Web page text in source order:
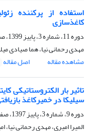
استفاده از پرکننده
کاغذسازی
دوره 11، شماره 3، پاییز 1399، صفحه
مهدی رحمانی نیا، هما صیادی
مشاهده مقاله
اصل مقاله
تاثیر بار الکتروستاتیکی
سیلیکا در خمیرکاغذ
دوره 9، شماره 3، پاییز 1397، صفحه
المیرا امیری، مهدی رحمانی نیا،